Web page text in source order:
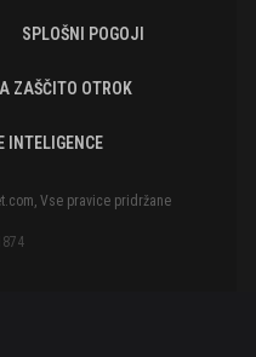
SPLOŠNI POGOJI
ZAŠČITO OTROK
INTELIGENCE
Vse pravice pridržane